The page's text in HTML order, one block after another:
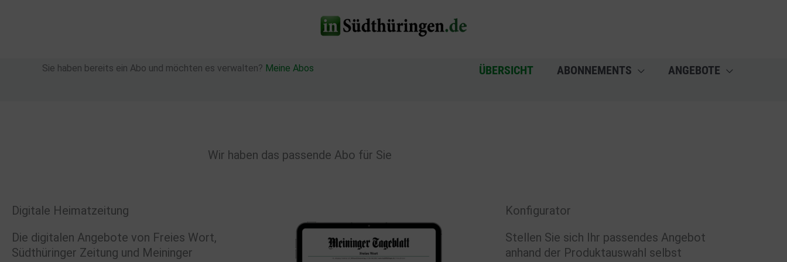
Sie haben bereits ein Abo und möchten es verwalten? Meine Abos ÜBERSICHT ABONNEMENTS ANGEBOTE
Wir haben das passende Abo für Sie
Digitale Heimatzeitung
Die digitalen Angebote von Freies Wort,
Südthüringer Zeitung und Meininger
Konfigurator
Stellen Sie sich Ihr passendes Angebot
anhand der Produktauswahl selbst